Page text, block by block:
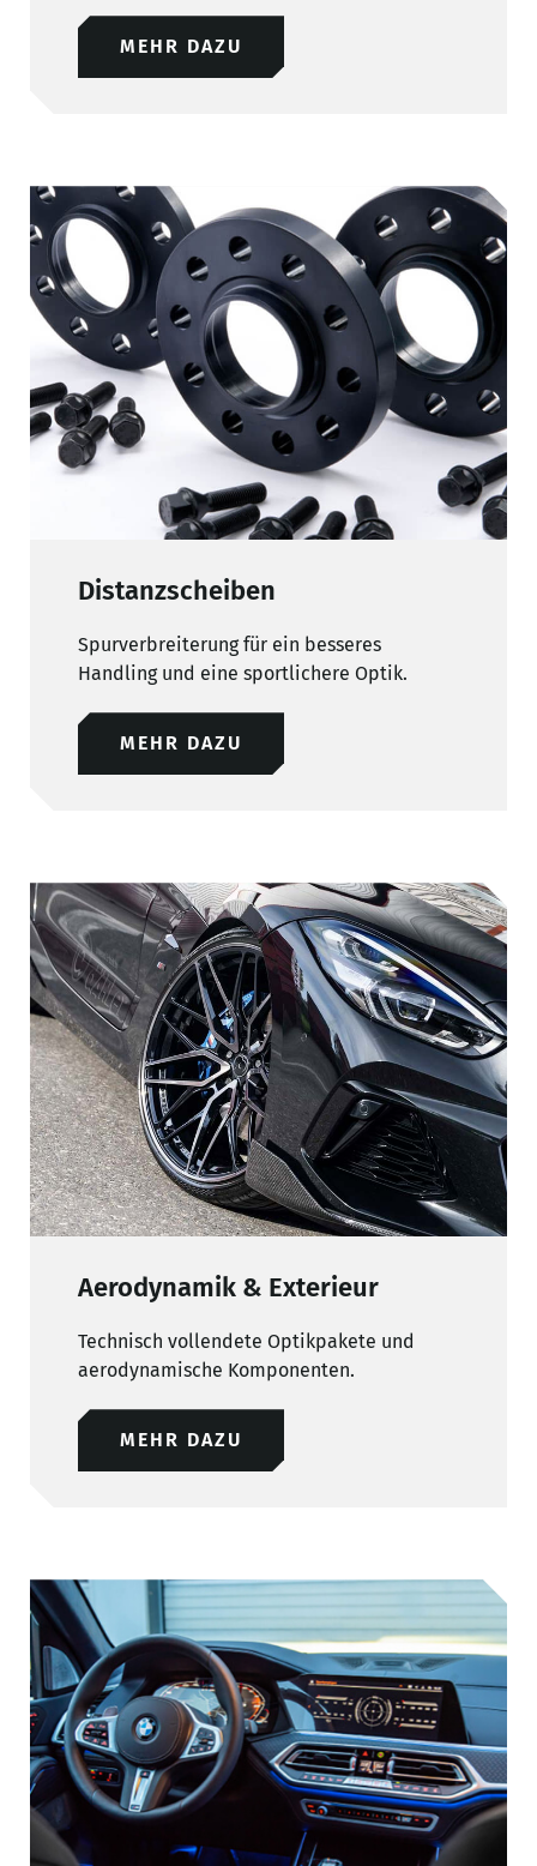
MEHR DAZU
Distanzscheiben
Spurverbreiterung für ein besseres
Handling und eine sportlichere Optik.
MEHR DAZU
Aerodynamik & Exterieur
Technisch vollendete Optikpakete und
aerodynamische Komponenten.
MEHR DAZU